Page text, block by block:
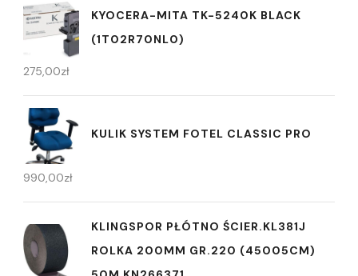
KYOCERA-MITA TK-5240K BLACK
(1T02R70NL0)
275,00zł
KULIK SYSTEM FOTEL CLASSIC PRO
990,00zł
KLINGSPOR PŁÓTNO ŚCIER.KL381J
ROLKA 200MM GR.220 (45005CM)